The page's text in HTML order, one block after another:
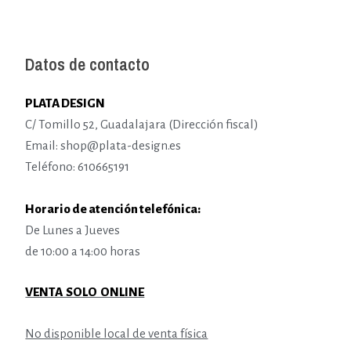
Datos de contacto
PLATA DESIGN
C/ Tomillo 52, Guadalajara (Dirección fiscal)
Email: shop@plata-design.es
Teléfono: 610665191
Horario de atención telefónica:
De Lunes a Jueves
de 10:00 a 14:00 horas
VENTA SOLO ONLINE
No disponible local de venta física